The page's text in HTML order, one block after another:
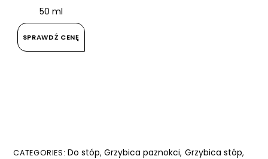
50 ml
SPRAWDŹ CENĘ
CATEGORIES: Do stóp,Grzybica paznokci, Grzybica stóp,